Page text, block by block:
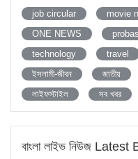
job circular
movie
ONE NEWS
technology
travel
ইসলামী-জীবন
জাতীয়
লাইফস্টাইল
সব খবর
বাংলা লাইভ নিউজ